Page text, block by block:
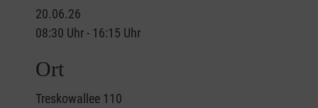
20.06.26
08:30 Uhr - 16:15 Uhr
Ort
Treskowallee 110